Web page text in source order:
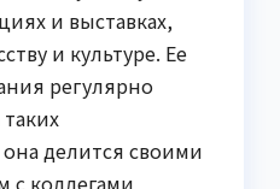
и выставках,
и культуре. Ее
регулярно
делится своими
с коллегами